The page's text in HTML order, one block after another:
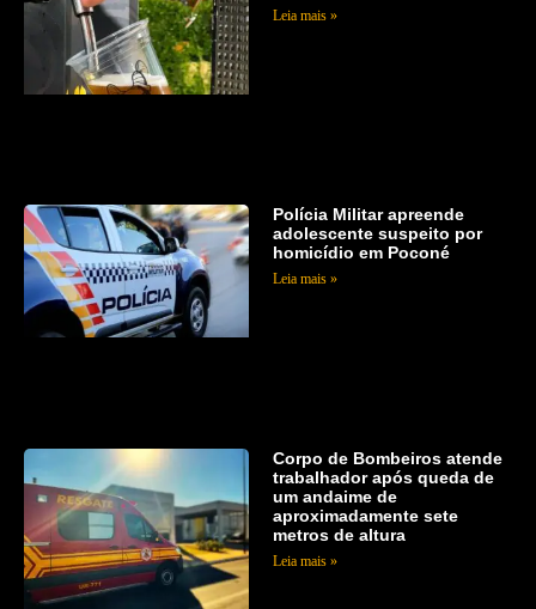
Leia mais »
Polícia Militar apreende
adolescente suspeito por
homicídio em Poconé
Leia mais »
Corpo de Bombeiros atende
trabalhador após queda de
um andaime de
aproximadamente sete
metros de altura
Leia mais »